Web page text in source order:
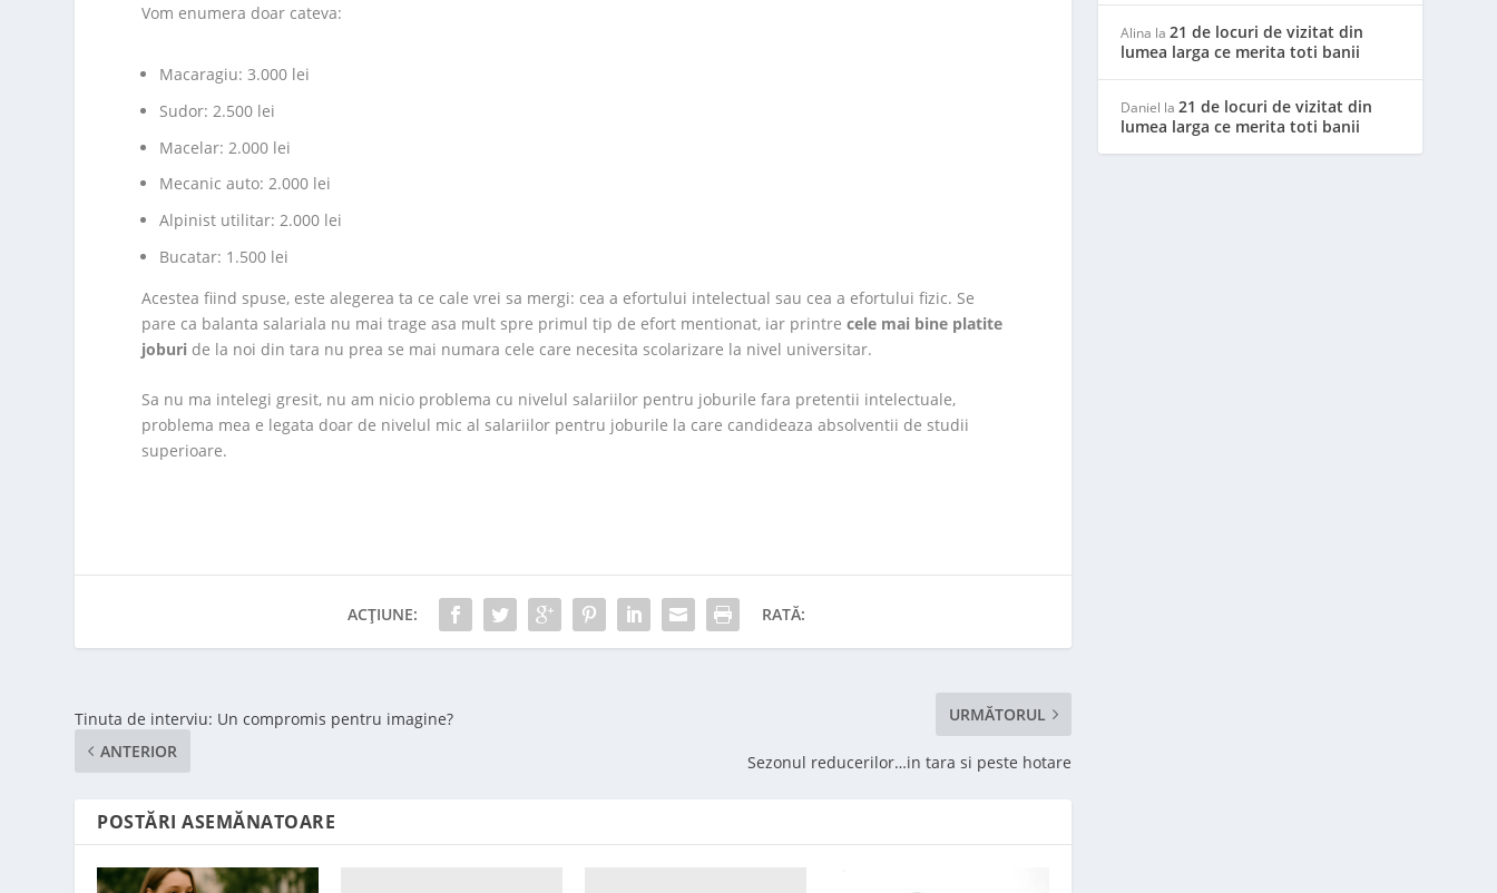
Vom enumera doar cateva:
Macaragiu: 3.000 lei
Sudor: 2.500 lei
Macelar: 2.000 lei
Mecanic auto: 2.000 lei
Alpinist utilitar: 2.000 lei
Bucatar: 1.500 lei
Acestea fiind spuse, este alegerea ta ce cale vrei sa mergi: cea a efortului intelectual sau cea a efortului fizic. Se
pare ca balanta salariala nu mai trage asa mult spre primul tip de efort mentionat, iar printrecele mai bine platite
joburi de la noi din tara nu prea se mai numara cele care necesita scolarizare la nivel universitar.
Sa nu ma intelegi gresit, nu am nicio problema cu nivelul salariilor pentru joburile fara pretentii intelectuale,
problema mea e legata doar de nivelul mic al salariilor pentru joburile la care candideaza absolventii de studii
superioare.
ACȚIUNE: RATĂ:
Tinuta de interviu: Un compromis pentru imagine?
ANTERIOR
URMĂTORUL
Sezonul reducerilor…in tara si peste hotare
POSTĂRI ASEMĂNATOARE
Alina la21 de locuri de vizitat din
lumea larga ce merita toti banii
Daniel la21 de locuri de vizitat din
lumea larga ce merita toti banii